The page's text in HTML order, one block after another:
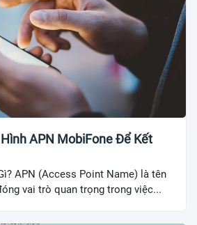
APN MobiFone Để Kết
APN (Access Point Name) là tên
vai trò quan trọng trong việc...